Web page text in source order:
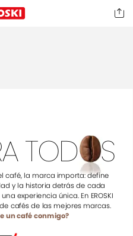
TOD S
café, la marca importa:define
y la historia detrásde cada
una experiencia única. En EROSKI
de cafés de las mejores marcas.
uncaféconmigo?